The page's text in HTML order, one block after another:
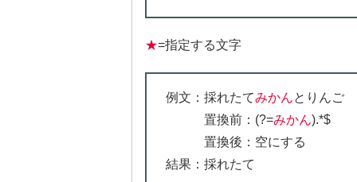
★=指定する文字
例文：採れたてみかんとりんご
置換前：(?=みかん).*$
置換後：空にする
結果：採れたて